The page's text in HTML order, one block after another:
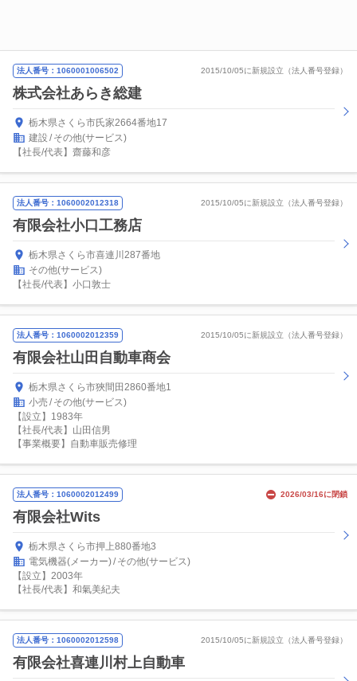
法人番号：1060001006502 2015/10/05に新規設立（法人番号登録）
株式会社あらき総建
栃木県さくら市氏家2664番地17
建設
その他(サービス)
【社長/代表】齋藤和彦
法人番号：1060002012318 2015/10/05に新規設立（法人番号登録）
有限会社小口工務店
栃木県さくら市喜連川287番地
その他(サービス)
【社長/代表】小口敦士
法人番号：1060002012359 2015/10/05に新規設立（法人番号登録）
有限会社山田自動車商会
栃木県さくら市狹間田2860番地1
小売
その他(サービス)
【設立】1983年
【社長/代表】山田信男
【事業概要】自動車販売修理
法人番号：1060002012499 2026/03/16に閉鎖
有限会社Wits
栃木県さくら市押上880番地3
電気機器(メーカー) その他(サービス)
【設立】2003年
【社長/代表】和氣美紀夫
法人番号：1060002012598 2015/10/05に新規設立（法人番号登録）
有限会社喜連川村上自動車